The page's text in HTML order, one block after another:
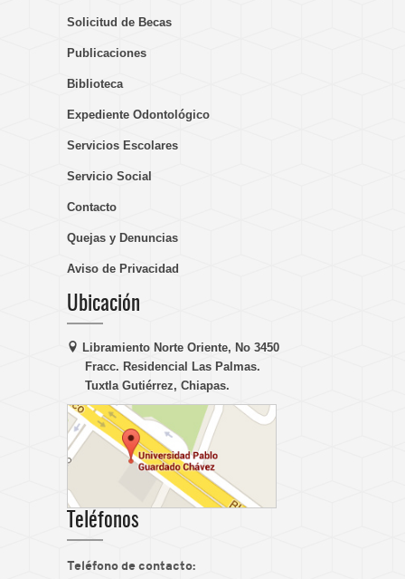
Solicitud de Becas
Publicaciones
Biblioteca
Expediente Odontológico
Servicios Escolares
Servicio Social
Contacto
Quejas y Denuncias
Aviso de Privacidad
Ubicación
Libramiento Norte Oriente, No 3450
Fracc. Residencial Las Palmas.
Tuxtla Gutiérrez, Chiapas.
Teléfonos
Teléfono de contacto: